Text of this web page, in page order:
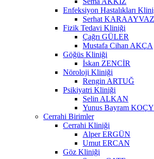
Enfeksiyon Hastalıkları
Serhat KARAAYVAZ
Fizik Tedavi Kliniği
Çağrı GÜLER
Mustafa Cihan AKÇA
Göğüs Kliniği
İskan ZENCİR
Nöroloji Kliniği
Rengin ARTUĞ
Psikiyatri Kliniği
Selin ALKAN
Yunus Bayram
Cerrahi Birimler
Cerrahi Kliniği
Alper ERGÜN
Umut ERCAN
Göz Kliniği